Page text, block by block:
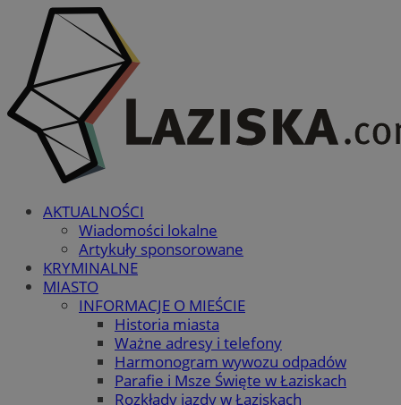
AKTUALNOŚCI
Wiadomości lokalne
Artykuły sponsorowane
KRYMINALNE
MIASTO
INFORMACJE O MIEŚCIE
Historia miasta
Ważne adresy i telefony
Harmonogram wywozu odpadów
Parafie i Msze Święte w Łaziskach
Rozkłady jazdy w Łaziskach